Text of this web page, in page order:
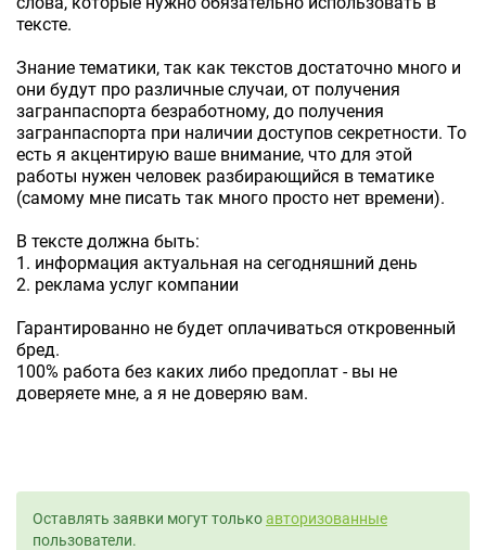
тексте.
Знание тематики, так как текстов достаточно много и
они будут про различные случаи, от получения
загранпаспорта безработному, до получения
загранпаспорта при наличии доступов секретности. То
есть я акцентирую ваше внимание, что для этой
работы нужен человек разбирающийся в тематике
(самому мне писать так много просто нет времени).
В тексте должна быть:
1. информация актуальная на сегодняшний день
2. реклама услуг компании
Гарантированно не будет оплачиваться откровенный
бред.
100% работа без каких либо предоплат - вы не
доверяете мне, а я не доверяю вам.
Оставлять заявки могут толькоавторизованные
пользователи.